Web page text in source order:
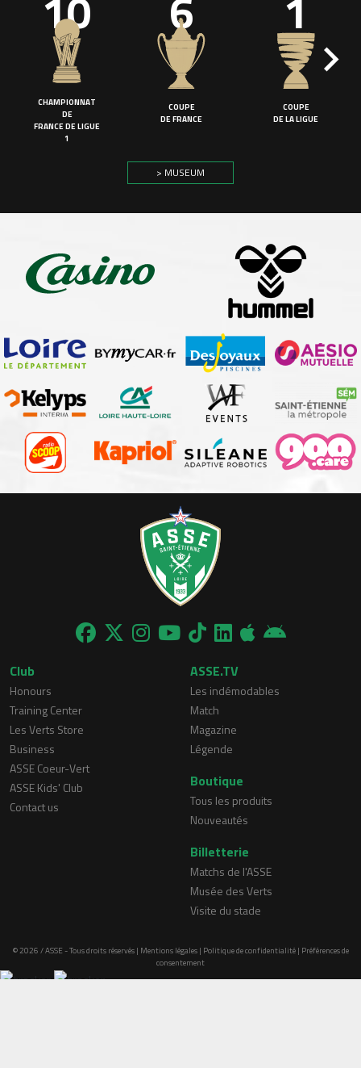
CHAMPIONNAT
DE
FRANCE DE LIGUE
1
COUPE
DE FRANCE
COUPE
DE LA LIGUE
> MUSEUM
Club
Honours
Training Center
Les Verts Store
Business
ASSE Coeur-Vert
ASSE Kids' Club
Contact us
ASSE.TV
Les indémodables
Match
Magazine
Légende
Boutique
Tous les produits
Nouveautés
Billetterie
Matchs de l'ASSE
Musée des Verts
Visite du stade
© 2026 / ASSE - Tous droits réservés | Mentions légales| Politique de confidentialité| Préférences de
consentement